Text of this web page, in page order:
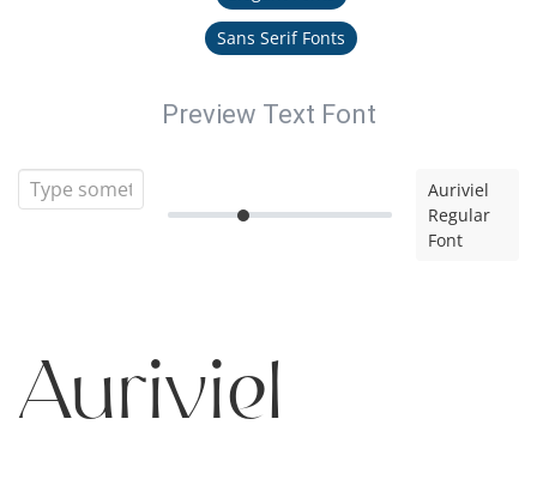
Sans Serif Fonts
Preview Text Font
Auriviel
Regular
Font
Auriviel